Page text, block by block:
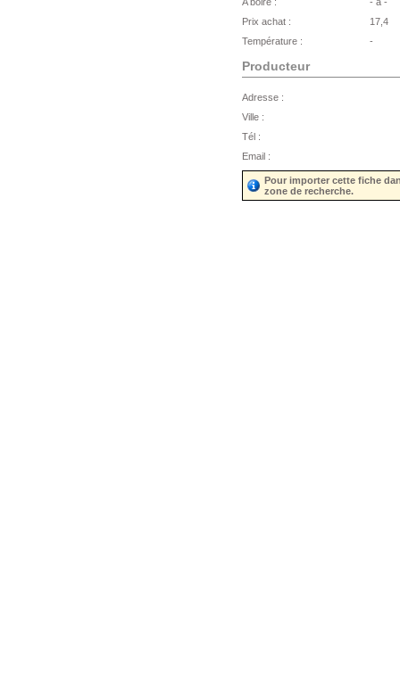
Prix achat :
17,4
Température :
-
Producteur
Adresse :
Ville :
Tél :
Email :
Pour importer cette fiche
zone de recherche.